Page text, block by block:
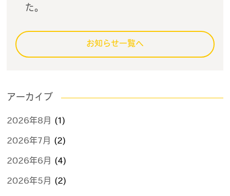
た。
お知らせ一覧へ
アーカイブ
2026年8月 (1)
2026年7月 (2)
2026年6月 (4)
2026年5月 (2)